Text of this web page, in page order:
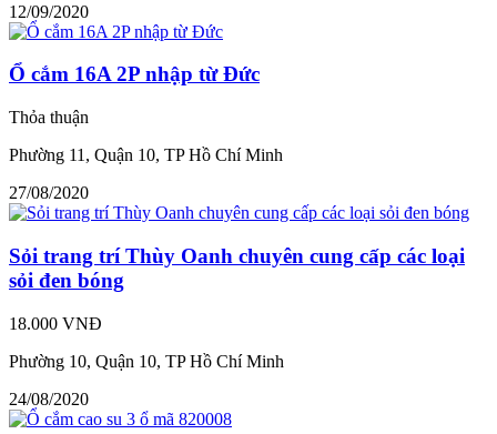
12/09/2020
Ổ cắm 16A 2P nhập từ Đức
Thỏa thuận
Phường 11, Quận 10, TP Hồ Chí Minh
27/08/2020
Sỏi trang trí Thùy Oanh chuyên cung cấp các loại
sỏi đen bóng
18.000 VNĐ
Phường 10, Quận 10, TP Hồ Chí Minh
24/08/2020